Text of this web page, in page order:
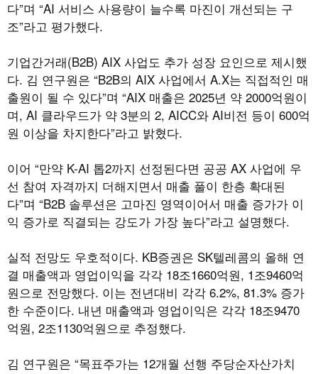
다”며 “AI 서비스 사용량이 늘수록 마진이 개선되는 구
조”라고 평가했다.
기업간거래(B2B) AIX 사업도 추가 성장 요인으로 제시했
다. 김 연구원은 “B2B의 AIX 사업에서 A.X는 직접적인 매
출원이 될 수 있다”며 “AIX 매출은 2025년 약 2000억원이
며, AI 클라우드가 약 3분의 2, AICC와 AI비전 등이 600억
원 이상을 차지한다”라고 밝혔다.
이어 “만약 K-AI 톱2까지 선정된다면 공공 AX 사업에 우
선 참여 자격까지 더해지면서 매출 풀이 한층 확대된
다”며 “B2B 솔루션은 고마진 영역이어서 매출 증가가 이
익 증가로 직결되는 강도가 가장 높다”라고 설명했다.
실적 전망도 우호적이다. KB증권은 SK텔레콤의 올해 연
결 매출액과 영업이익을 각각 18조1660억원, 1조9460억
원으로 전망했다. 이는 전년대비 각각 6.2%, 81.3% 증가
한 수준이다. 내년 매출액과 영업이익은 각각 18조9470
억원, 2조1130억원으로 추정했다.
김 연구원은 “목표주가는 12개월 선행 주당순자산가치